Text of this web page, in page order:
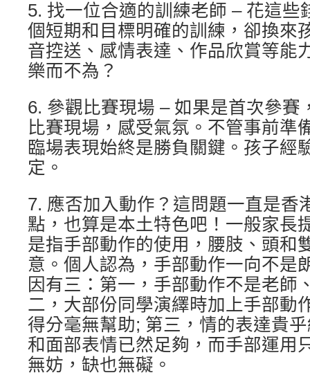
5. 找一位合適的訓練老師 – 花這些
個短期和目標明確的訓練，卻換來
音控送、感情表達、作品欣賞等能
樂而不為？
6. 參觀比賽現場 – 如果是首次參賽
比賽現場，感受氣氛。不管事前準
臨場表現始終是勝負關鍵。孩子經
定。
7. 應否加入動作？這問題一直是香
點，也算是本土特色吧！一般家長
是指手部動作的使用，腰肢、頭和
意。個人認為，手部動作一向不是
因有三：第一，手部動作不是老師
二，大部份同學演繹時加上手部動
得分毫無幫助; 第三，情的表達貴
和面部表情已然足夠，而手部運用
無妨，缺也無礙。